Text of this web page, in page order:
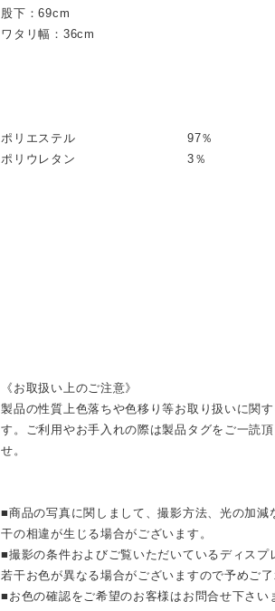
股下：69cm
ワタリ幅：36cm
ポリエステル 97％
ポリウレタン 3％
《お取扱い上のご注意》
製品の性質上色落ちや色移り等お取り扱いに関
す。ご利用やお手入れの際は製品タグをご一読
せ。
■商品の写真に関しまして、撮影方法、光の加減
干の相違が生じる場合がございます。
■撮影の条件およびご覧いただいているディスプ
若干お色が異なる場合がございますので予めご了
■お色の確認をご希望のお客様はお問合せ下さい